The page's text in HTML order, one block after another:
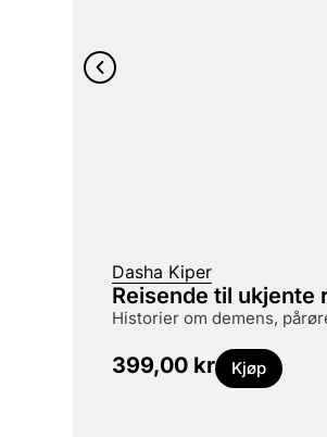
Dasha Kiper
Reisende til ukjente
historier om demens,
399,00 kr Kjøp